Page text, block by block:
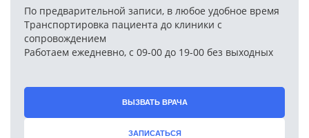
По предварительной записи, в любое удобное время
Транспортировка пациента до клиники с
сопровождением
Работаем ежедневно, с 09-00 до 19-00 без выходных
ВЫЗВАТЬ ВРАЧА
ЗАПИСАТЬСЯ